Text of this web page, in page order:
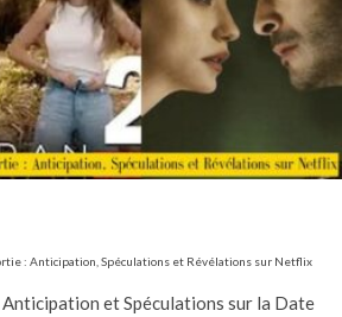
: Anticipation, Spéculations et Révélations sur Netflix
Anticipation et Spéculations sur la Date